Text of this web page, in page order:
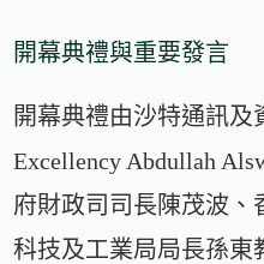
開幕典禮與重要發言
開幕典禮由沙特通訊及
Excellency Abdullah
府財政司司長陳茂波、
科技及工業局局長孫東